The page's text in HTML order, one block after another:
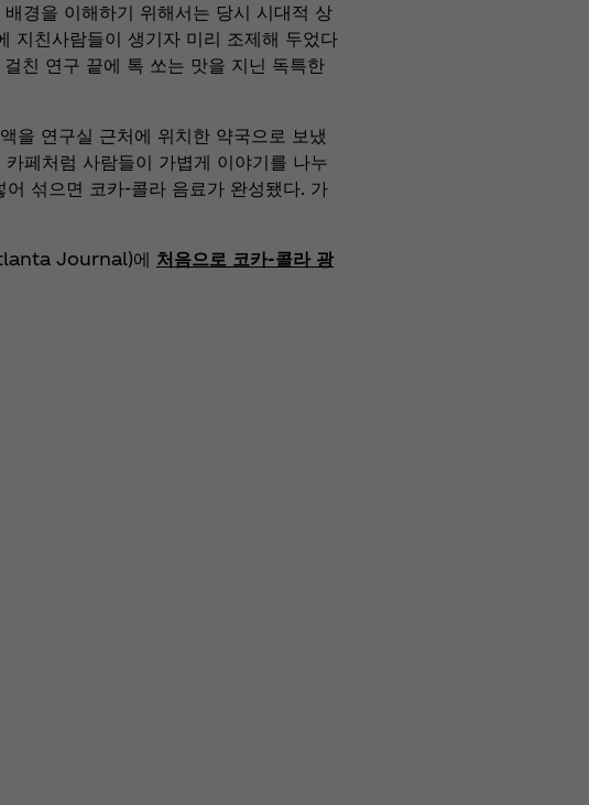
경을 이해하기 위해서는 당시 시대적 상
지친사람들이 생기자 미리 조제해 두었다
친 연구 끝에 톡 쏘는 맛을 지닌 독특한
을 연구실 근처에 위치한 약국으로 보냈
페처럼 사람들이 가볍게 이야기를 나누
섞으면 코카-콜라 음료가 완성됐다. 가
Journal)에 처음으로 코카-콜라 광